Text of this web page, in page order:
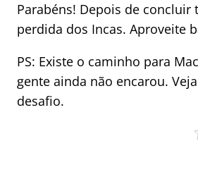
Parabéns! Depois de concluir
perdida dos Incas. Aproveite
PS: Existe o caminho para
gente ainda não encarou.
desafio.